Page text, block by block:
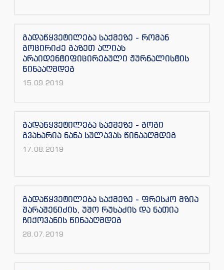
გადაწყვეტილება საქმეზე - რომან
გოცირიძე გაზეთ ალიას
არაიდენტიფიცირებული ჟურნალისტის
წინააღმდეგ
15.09.2019
გადაწყვეტილება საქმეზე - გოგი
გვახარია ნანა სულავას წინააღმდეგ
17.08.2019
გადაწყვეტილება საქმეზე - ფრესკო მზია
შარაშენიძის, უშო რუხაძის და ნათია
ჩიქოვანის წინააღმდეგ
28.07.2019